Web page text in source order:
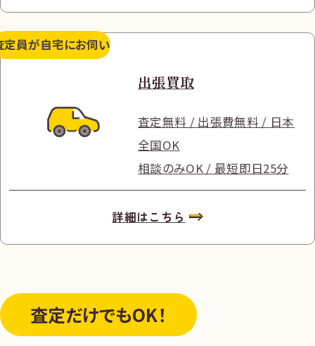
定員が自宅にお伺い
出張買取
査定無料 / 出張費無料 / 日本
全国OK
相談のみOK / 最短即日25分
詳細はこちら
査定だけでもOK！